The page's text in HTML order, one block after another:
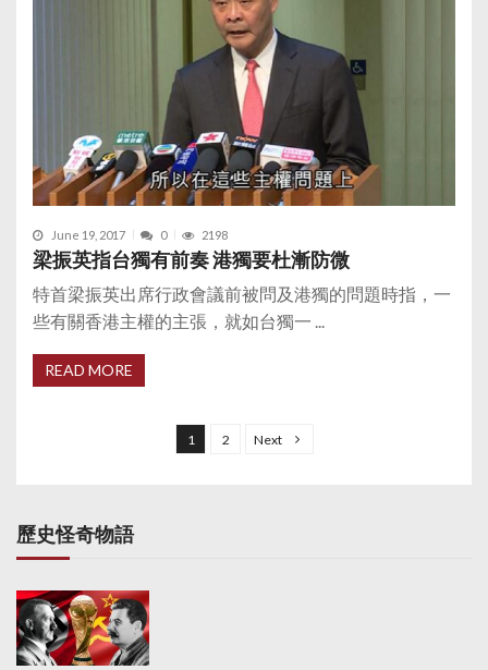
June 19, 2017 0 2198
梁振英指台獨有前奏 港獨要杜漸防微
特首梁振英出席行政會議前被問及港獨的問題時指，一
些有關香港主權的主張，就如台獨一 ...
READ MORE
s
p
a
g
i
1 2 Next
歷史怪奇物語